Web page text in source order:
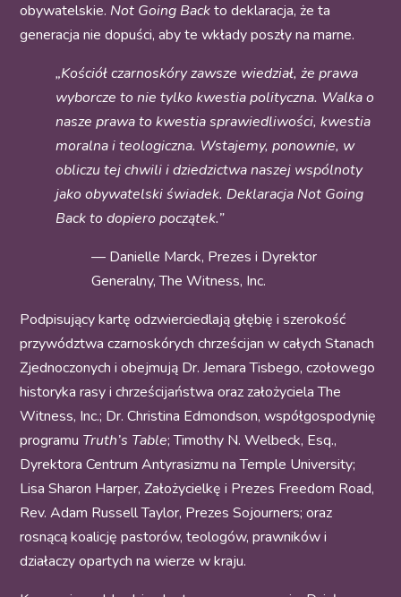
obywatelskie. Not Going Backto deklaracja, że ta
generacja nie dopuści, aby te wkłady poszły na marne.
„Kościół czarnoskóry zawsze wiedział, że prawa
wyborcze to nie tylko kwestia polityczna. Walka o
nasze prawa to kwestia sprawiedliwości, kwestia
moralna i teologiczna. Wstajemy, ponownie, w
obliczu tej chwili i dziedzictwa naszej wspólnoty
jako obywatelski świadek. Deklaracja Not Going
Back to dopiero początek.”
— Danielle Marck, Prezes i Dyrektor
Generalny, The Witness, Inc.
Podpisujący kartę odzwierciedlają głębię i szerokość
przywództwa czarnoskórych chrześcijan w całych Stanach
Zjednoczonych i obejmują Dr. Jemara Tisbego, czołowego
historyka rasy i chrześcijaństwa oraz założyciela The
Witness, Inc.; Dr. Christina Edmondson, współgospodynię
programu Truth’s Table; Timothy N. Welbeck, Esq.,
Dyrektora Centrum Antyrasizmu na Temple University;
Lisa Sharon Harper, Założycielkę i Prezes Freedom Road,
Rev. Adam Russell Taylor, Prezes Sojourners; oraz
rosnącą koalicję pastorów, teologów, prawników i
działaczy opartych na wierze w kraju.